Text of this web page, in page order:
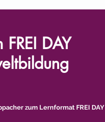
DAY
zum Lernformat FREI DAY